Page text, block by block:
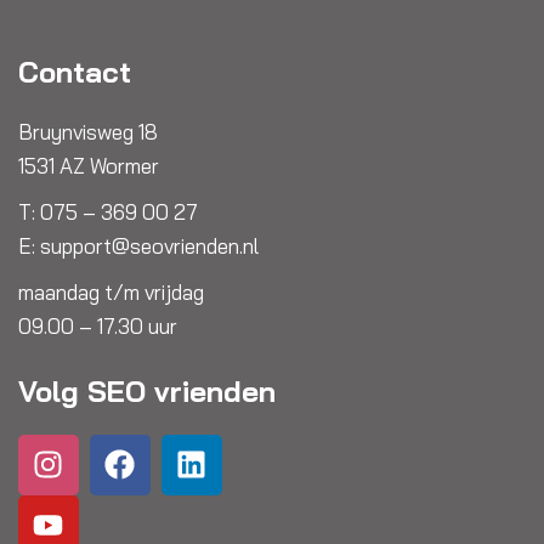
Contact
Bruynvisweg 18
1531 AZ Wormer
T: 075 – 369 00 27
E: support@seovrienden.nl
maandag t/m vrijdag
09.00 – 17.30 uur
Volg SEO vrienden
I
n
s
F
a
L
i
Y
o
u